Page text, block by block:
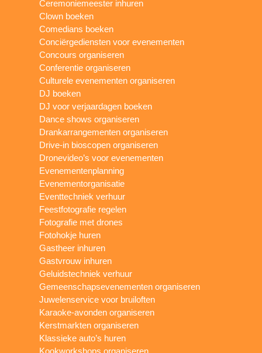
Ceremoniemeester inhuren
Clown boeken
Comedians boeken
Conciërgediensten voor evenementen
Concours organiseren
Conferentie organiseren
Culturele evenementen organiseren
DJ boeken
DJ voor verjaardagen boeken
Dance shows organiseren
Drankarrangementen organiseren
Drive-in bioscopen organiseren
Dronevideo’s voor evenementen
Evenementenplanning
Evenementorganisatie
Eventtechniek verhuur
Feestfotografie regelen
Fotografie met drones
Fotohokje huren
Gastheer inhuren
Gastvrouw inhuren
Geluidstechniek verhuur
Gemeenschapsevenementen organiseren
Juwelenservice voor bruiloften
Karaoke-avonden organiseren
Kerstmarkten organiseren
Klassieke auto’s huren
Kookworkshops organiseren